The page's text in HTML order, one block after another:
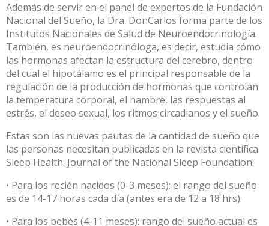
Además de servir en el panel de expertos de la Fundación
Nacional del Sueño, la Dra. DonCarlos forma parte de los
Institutos Nacionales de Salud de Neuroendocrinología.
También, es neuroendocrinóloga, es decir, estudia cómo
las hormonas afectan la estructura del cerebro, dentro
del cual el hipotálamo es el principal responsable de la
regulación de la producción de hormonas que controlan
la temperatura corporal, el hambre, las respuestas al
estrés, el deseo sexual, los ritmos circadianos y el sueño.
Estas son las nuevas pautas de la cantidad de sueño que
las personas necesitan publicadas en la revista científica
Sleep Health: Journal of the National Sleep Foundation:
• Para los recién nacidos (0-3 meses): el rango del sueño
es de 14-17 horas cada día (antes era de 12 a 18 hrs).
• Para los bebés (4-11 meses): rango del sueño actual es